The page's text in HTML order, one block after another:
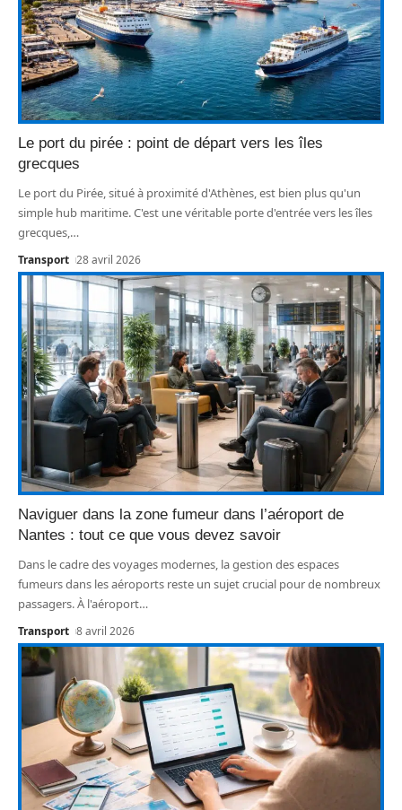
Le port du pirée : point de départ vers les îles
grecques
Le port du Pirée, situé à proximité d'Athènes, est bien plus qu'un
simple hub maritime. C'est une véritable porte d'entrée vers les îles
grecques,…
Transport 28 avril 2026
Naviguer dans la zone fumeur dans l’aéroport de
Nantes : tout ce que vous devez savoir
Dans le cadre des voyages modernes, la gestion des espaces
fumeurs dans les aéroports reste un sujet crucial pour de nombreux
passagers. À l'aéroport…
Transport 8 avril 2026